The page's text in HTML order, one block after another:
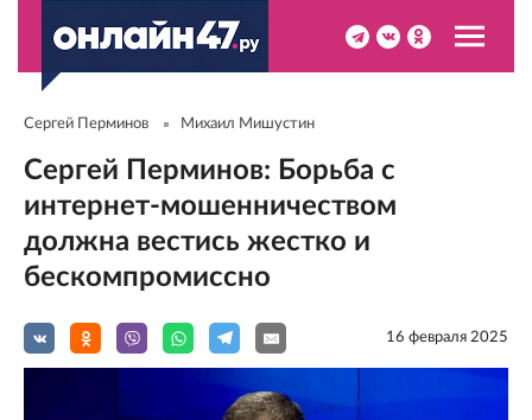
Сергей Перминов Михаил Мишустин
Сергей Перминов: Борьба с
интернет-мошенничеством
должна вестись жестко и
бескомпромиссно
16 февраля 2025